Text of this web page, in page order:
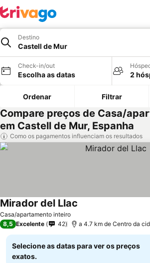
Destino
Castell de Mur
Check-in/out
Escolha as datas 2
Ordenar Filtrar
Compare preços de Casa/
em Castell de Mur, Espanha
Como os pagamentos influenciam os resultados
Casa/apartamento inteiro
Mirador del Llac
8,5 Excelente 42 a 4.7 km de Centro da
Selecione as datas para ver os preços
exatos.